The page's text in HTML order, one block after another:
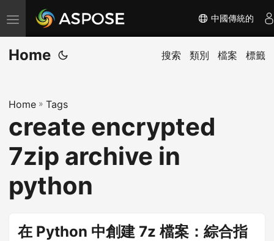
切
换
导
中國傳統的
Home 搜索 類別 檔案 標籤
Home » Tags
create encrypted
7zip archive in
python
在 Python 中創建 7z 檔案：綜合指